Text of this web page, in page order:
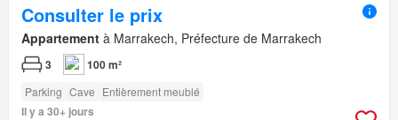
Consulter le prix
Appartement à Marrakech, Préfecture de Marrakech
3 100 m²
Parking Cave Entièrement meublé
Il y a 30+ jours